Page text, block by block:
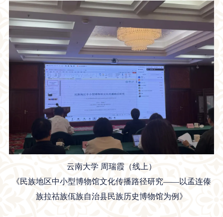
云南大学 周瑞霞（线上）
《民族地区中小型博物馆文化传播路径研究——以孟连傣
族拉祜族佤族自治县民族历史博物馆为例》